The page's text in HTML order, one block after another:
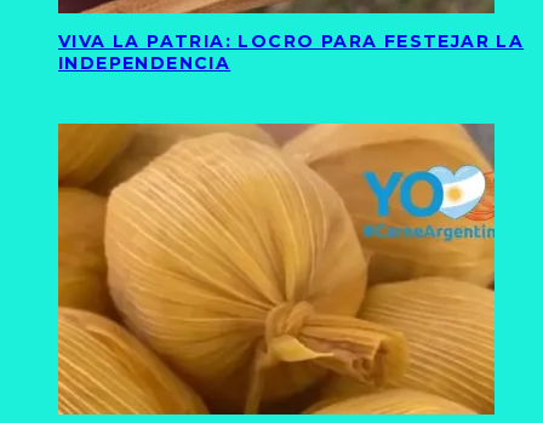
VIVA LA PATRIA: LOCRO PARA FESTEJAR LA
INDEPENDENCIA